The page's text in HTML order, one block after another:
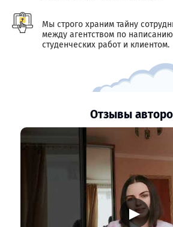
Мы строго храним тайну
между агентством по написанию
студенческих работ и клиентом.
Отзывы
▶